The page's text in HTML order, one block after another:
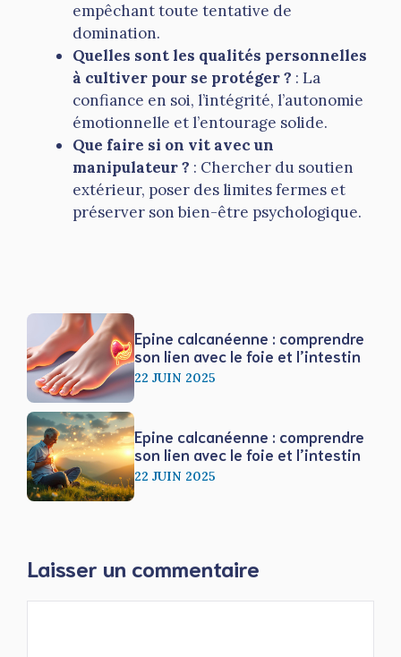
empêchant toute tentative de
domination.
Quelles sont les qualités personnelles
à cultiver pour se protéger ? : La
confiance en soi, l’intégrité, l’autonomie
émotionnelle et l’entourage solide.
Que faire si on vit avec un
manipulateur ? : Chercher du soutien
extérieur, poser des limites fermes et
préserver son bien-être psychologique.
Epine calcanéenne : comprendre
son lien avec le foie et l’intestin
22 JUIN 2025
Epine calcanéenne : comprendre
son lien avec le foie et l’intestin
22 JUIN 2025
Laisser un commentaire